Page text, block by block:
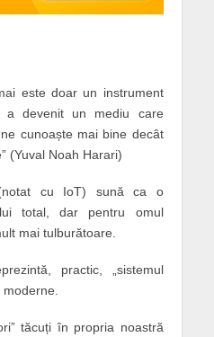
este doar un instrument
devenit un mediu care
cunoaște mai bine decât
(Yuval Noah Harari)
(notat cu IoT) sună ca o
total, dar pentru omul
mai tulburătoare.
practic, „sistemul
tăcuți în propria noastră